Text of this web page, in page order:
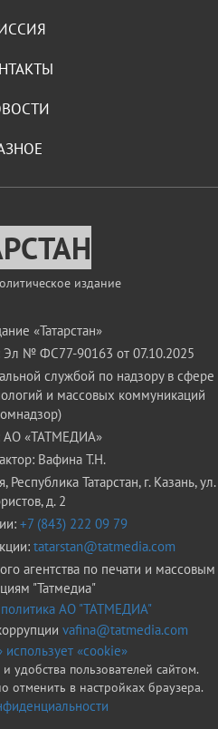
издание
«Татарстан»
Эл № ФС77-90163 от 07.10.2025
службой по надзору в сфере
и массовых коммуникаций
АО «ТАТМЕДИА»
Вафина Т.Н.
Татарстан, г. Казань, ул.
д. 2
+7 (843) 222 09 79
tatarstan@tatmedia.com
агентства по печати и массовым
"Татмедиа"
АО "ТАТМЕДИА"
vafina@tatmedia.com
«cookie»
удобства пользователей сайтом.
отменить в настройках браузера.